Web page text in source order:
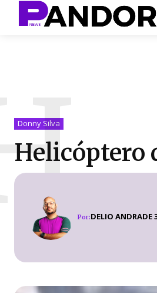
Donny Silva
Helicóptero
Por:DELIO ANDRADE